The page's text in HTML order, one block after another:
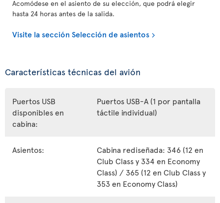
Acomódese en el asiento de su elección, que podrá elegir
hasta 24 horas antes de la salida.
Visite la sección Selección de asientos
Características técnicas del avión
Puertos USB
disponibles en
cabina:
Puertos USB-A (1 por pantalla
táctile individual)
Asientos:
Cabina rediseñada: 346 (12 en
Club Class y 334 en Economy
Class) / 365 (12 en Club Class y
353 en Economy Class)